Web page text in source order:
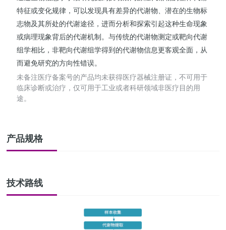
特征或变化规律，可以发现具有差异的代谢物、潜在的生物标
志物及其所处的代谢途径，进而分析和探索引起这种生命现象
或病理现象背后的代谢机制。与传统的代谢物测定或靶向代谢
组学相比，非靶向代谢组学得到的代谢物信息更客观全面，从
而避免研究的方向性错误。
未备注医疗备案号的产品均未获得医疗器械注册证，不可用于
临床诊断或治疗，仅可用于工业或者科研领域非医疗目的用
途。
产品规格
技术路线